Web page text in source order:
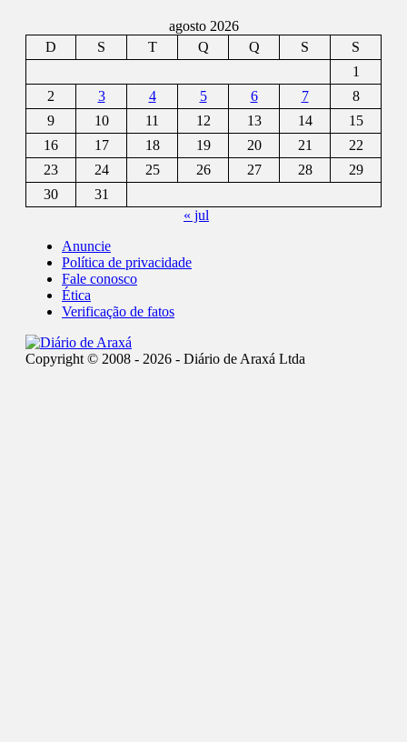
agosto 2026
D
S T Q Q S
S
1
2
3 4 5 6 7
8
9
10 11 12 13 14
15
16
17 18 19 20 21
22
23
24 25 26 27 28
29
30
31
« jul
Anuncie
Política de privacidade
Fale conosco
Ética
Verificação de fatos
Copyright © 2008 - 2026 - Diário de Araxá Ltda